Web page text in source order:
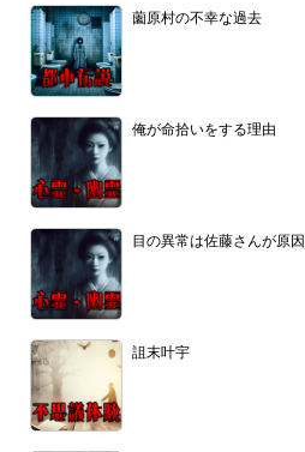
薗原村の不幸な過去
俺が命拾いをする理由
目の異常は佐藤さんが原因
詛末叶宇